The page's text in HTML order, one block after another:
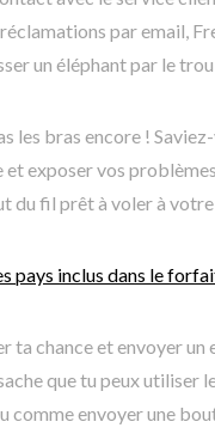
par email,
un éléphant par le
les bras encore !
exposer vos
du fil prêt à voler à
pays inclus dans le
chance et envoyer un
que tu peux utiliser
envoyer une